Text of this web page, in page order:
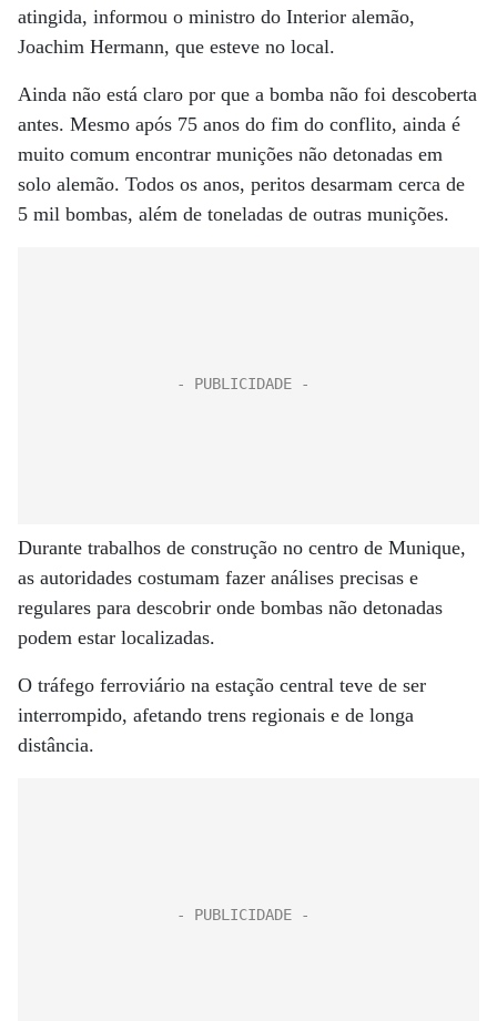
atingida, informou o ministro do Interior alemão,
Joachim Hermann, que esteve no local.
Ainda não está claro por que a bomba não foi descoberta
antes. Mesmo após 75 anos do fim do conflito, ainda é
muito comum encontrar munições não detonadas em
solo alemão. Todos os anos, peritos desarmam cerca de
5 mil bombas, além de toneladas de outras munições.
Durante trabalhos de construção no centro de Munique,
as autoridades costumam fazer análises precisas e
regulares para descobrir onde bombas não detonadas
podem estar localizadas.
O tráfego ferroviário na estação central teve de ser
interrompido, afetando trens regionais e de longa
distância.